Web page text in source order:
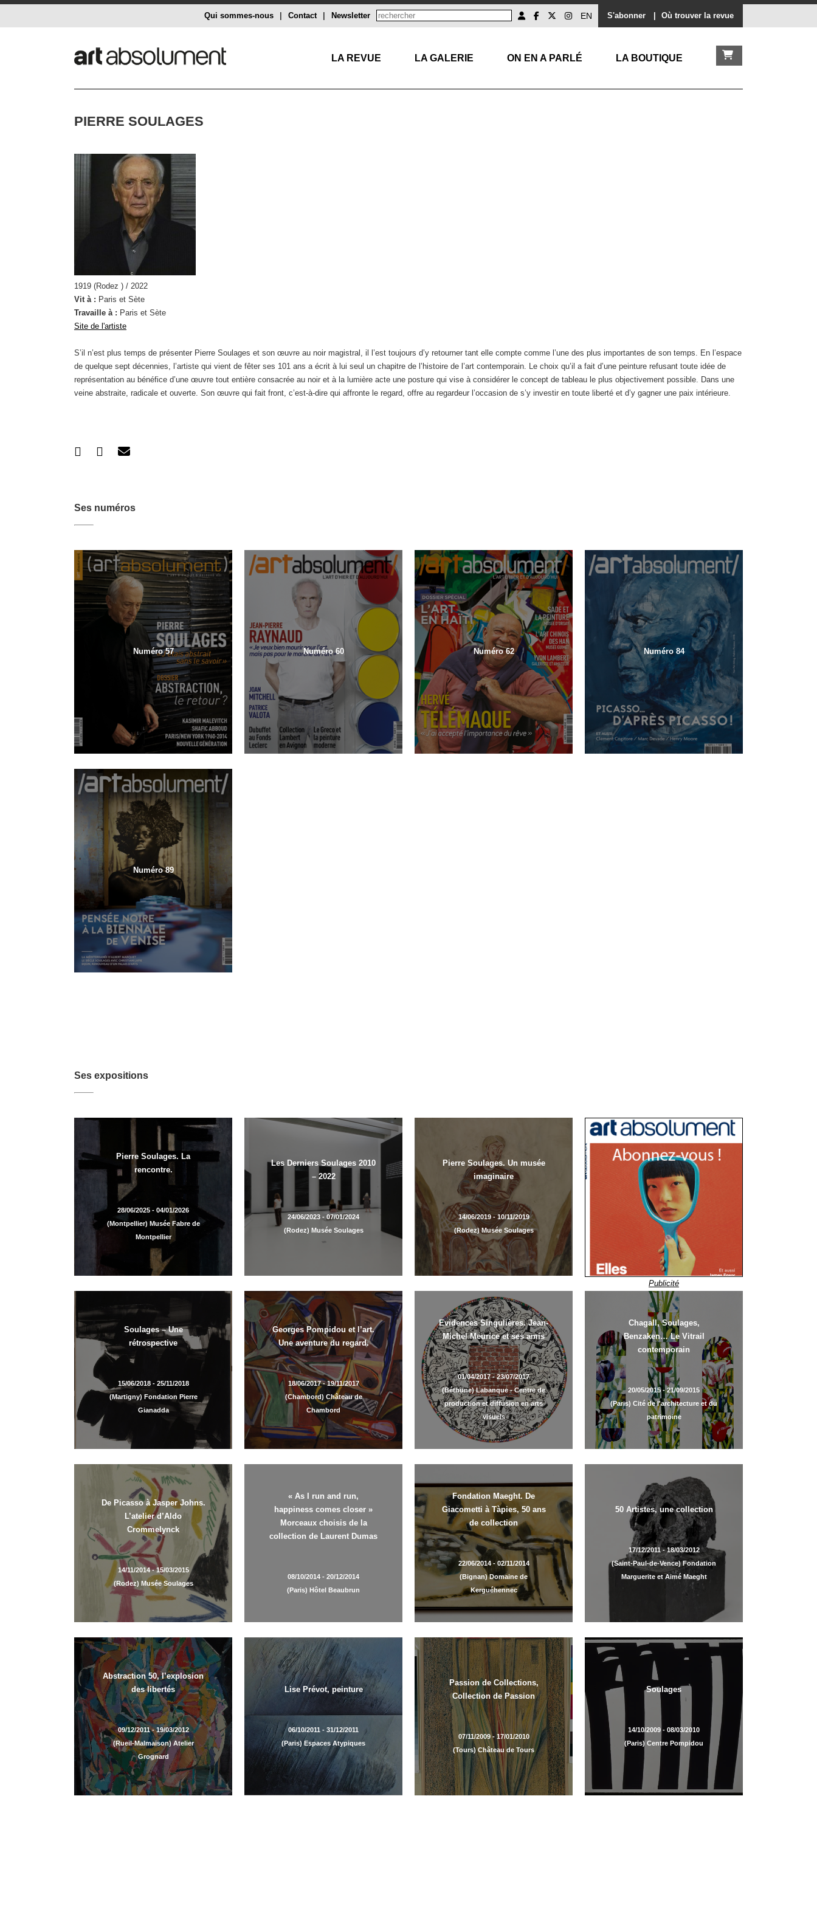
S'abonner Où trouver la revue
EN
Newsletter
Contact
Qui sommes-nous
LA REVUE LA GALERIE ON EN A PARLÉ LA BOUTIQUE
PIERRE SOULAGES
1919 (Rodez ) / 2022
Vit à : Paris et Sète
Travaille à : Paris et Sète
Site de l'artiste
S’il n’est plus temps de présenter Pierre Soulages et son œuvre au noir magistral, il l’est toujours d’y retourner tant elle compte comme l’une des plus importantes de son temps. En l’espace
de quelque sept décennies, l’artiste qui vient de fêter ses 101 ans a écrit à lui seul un chapitre de l’histoire de l’art contemporain. Le choix qu’il a fait d’une peinture refusant toute idée de
représentation au bénéfice d’une œuvre tout entière consacrée au noir et à la lumière acte une posture qui vise à considérer le concept de tableau le plus objectivement possible. Dans une
veine abstraite, radicale et ouverte. Son œuvre qui fait front, c’est-à-dire qui affronte le regard, offre au regardeur l’occasion de s’y investir en toute liberté et d’y gagner une paix intérieure.
Ses numéros
Numéro 57 Numéro 60 Numéro 62 Numéro 84
Numéro 89
Ses expositions
Pierre Soulages. La
rencontre.
28/06/2025 - 04/01/2026
(Montpellier) Musée Fabre de
Montpellier
Les Derniers Soulages 2010
– 2022
24/06/2023 - 07/01/2024
(Rodez) Musée Soulages
Pierre Soulages. Un musée
imaginaire
14/06/2019 - 10/11/2019
(Rodez) Musée Soulages
Publicité
Soulages – Une
rétrospective
15/06/2018 - 25/11/2018
(Martigny) Fondation Pierre
Gianadda
Georges Pompidou et l’art.
Une aventure du regard.
18/06/2017 - 19/11/2017
(Chambord) Château de
Chambord
Evidences Singulières. Jean-
Michel Meurice et ses amis
01/04/2017 - 23/07/2017
(Béthune) Labanque - Centre de
production et diffusion en arts
visuels
Chagall, Soulages,
Benzaken… Le Vitrail
contemporain
20/05/2015 - 21/09/2015
(Paris) Cité de l'architecture et du
patrimoine
De Picasso à Jasper Johns.
L’atelier d’Aldo
Crommelynck
14/11/2014 - 15/03/2015
(Rodez) Musée Soulages
« As I run and run,
happiness comes closer »
Morceaux choisis de la
collection de Laurent Dumas
08/10/2014 - 20/12/2014
(Paris) Hôtel Beaubrun
Fondation Maeght. De
Giacometti à Tàpies, 50 ans
de collection
22/06/2014 - 02/11/2014
(Bignan) Domaine de
Kerguéhennec
50 Artistes, une collection
17/12/2011 - 18/03/2012
(Saint-Paul-de-Vence) Fondation
Marguerite et Aimé Maeght
Abstraction 50, l’explosion
des libertés
09/12/2011 - 19/03/2012
(Rueil-Malmaison) Atelier
Grognard
Lise Prévot, peinture
06/10/2011 - 31/12/2011
(Paris) Espaces Atypiques
Passion de Collections,
Collection de Passion
07/11/2009 - 17/01/2010
(Tours) Château de Tours
Soulages
14/10/2009 - 08/03/2010
(Paris) Centre Pompidou